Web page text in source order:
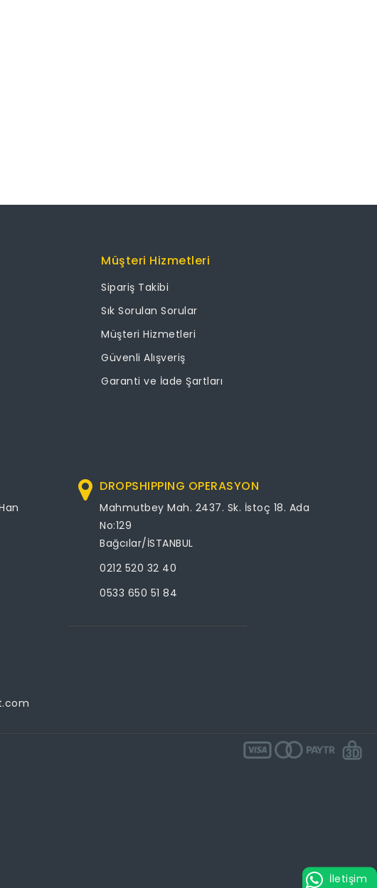
Müşteri Hizmetleri
Sipariş Takibi
Sık Sorulan Sorular
Müşteri Hizmetleri
Güvenli Alışveriş
Garanti ve İade Şartları
DROPSHIPPING OPERASYON
Mahmutbey Mah. 2437. Sk. İstoç 18. Ada
No:129
Bağcılar/İSTANBUL
0212 520 32 40
0533 650 51 84
İletişim